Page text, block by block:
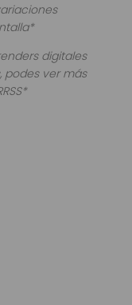
digitales
podes ver más